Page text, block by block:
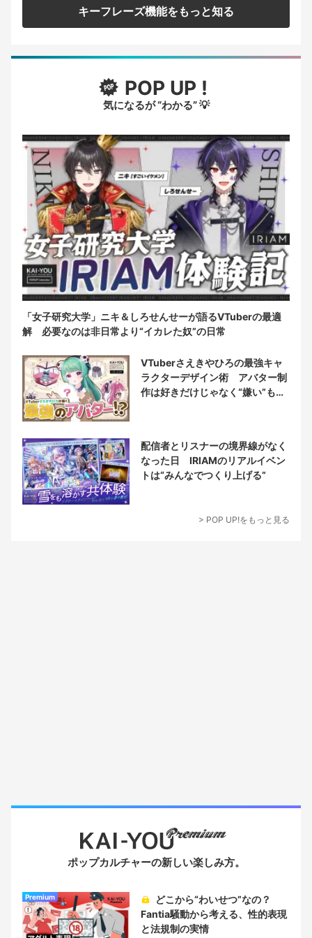
キーフレーズ機能をもっと知る
POP UP !
気になるが “わかる” 💡
「女子研究大学」ニキ＆しろせんせーが語るVTuberの最適
解 必要なのは非日常より“イカレた奴”の日常
VTuberさえきやひろの最強キャ
ラクターデザイン術 アバター制
作は好きだけじゃなく“嫌い”もブ
配信者とリスナーの境界線がなく
なった日 IRIAMのリアルイベン
トは“みんなでつくり上げる”
> POP UP!をもっと見る
ポップカルチャーの新しい楽しみ方。
Premium
Fantia騒動から考える、性的表現
と法規制の実情